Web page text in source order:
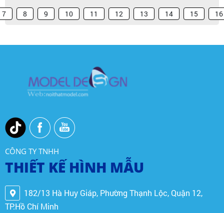
7 8 9 10 11 12 13 14 15 16
CÔNG TY TNHH
THIẾT KẾ HÌNH MẪU
182/13 Hà Huy Giáp, Phường Thạnh Lộc, Quận 12,
TP.Hồ Chí Minh